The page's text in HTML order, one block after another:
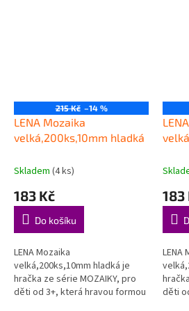
215 Kč –14 %
LENA Mozaika
velká,200ks,10mm hladká
Skladem (4 ks)
183 Kč
Do košíku
LENA Mozaika
velká,200ks,10mm hladká je
hračka ze série MOZAIKY, pro
děti od 3+, která hravou formou
183
LENA
děti